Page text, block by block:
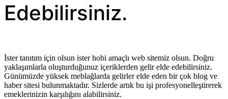
Edebilirsiniz.
İster tanıtım için olsun ister hobi amaçlı web sitemiz olsun. Doğru
yaklaşımlarla oluşturduğunuz içeriklerden gelir elde edebilirsiniz.
Günümüzde yüksek meblağlarda gelirler elde eden bir çok blog ve
haber sitesi bulunmaktadır. Sizlerde artık bu işi profesyonelleştirerek
emeklerinizin karşılığını alabilirsiniz.